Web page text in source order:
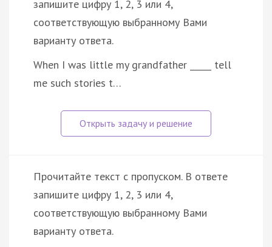
запишите цифру 1, 2, 3 или 4,
соответствующую выбранному Вами
варианту ответа.
When I was little my grandfather _____ tell
me such stories t…
Прочитайте текст с пропуском. В ответе
запишите цифру 1, 2, 3 или 4,
соответствующую выбранному Вами
варианту ответа.